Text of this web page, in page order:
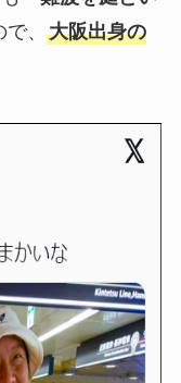
、
大阪出身の